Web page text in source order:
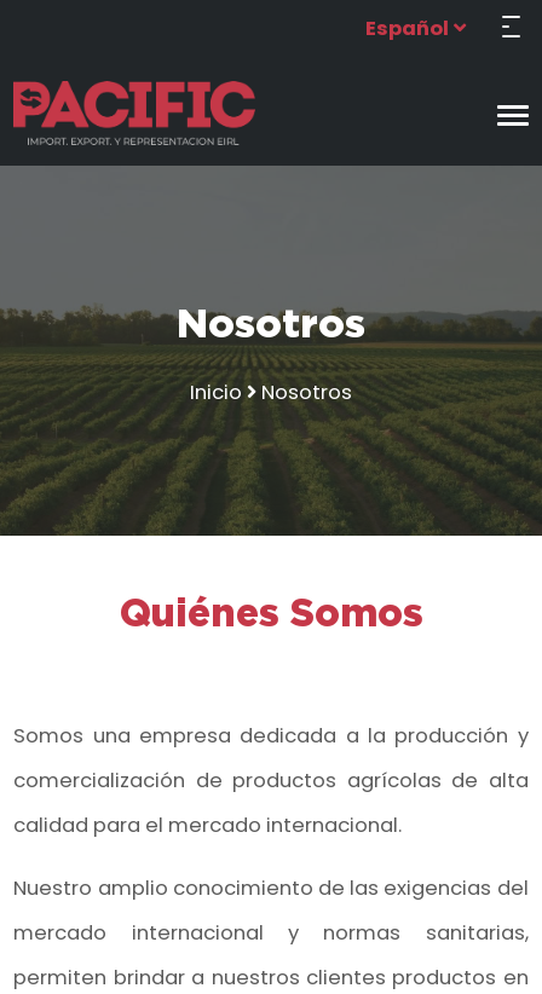
Español
Nosotros
Inicio Nosotros
Quiénes Somos
Somos una empresa dedicada a la producción y
comercialización de productos agrícolas de alta
calidad para el mercado internacional.
Nuestro amplio conocimiento de las exigencias del
mercado internacional y normas sanitarias,
permiten brindar a nuestros clientes productos en